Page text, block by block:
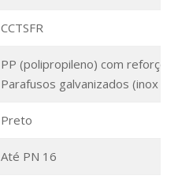
CCTSFR
PP (polipropileno) com reforço
Parafusos galvanizados (inox
Preto
Até PN 16